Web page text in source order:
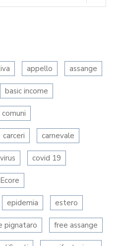
appello assange
basic income
carceri carnevale
covid 19
Ecore
epidemia estero
pignataro free assange